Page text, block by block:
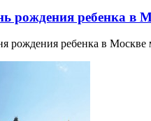
рождения ребенка
рождения ребенка в